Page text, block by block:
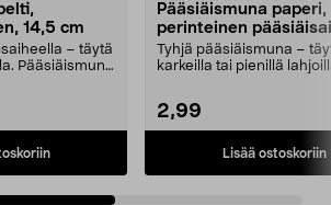
14,5 cm
– täytä
Pääsiäismuna
Pääsiäismuna paperi,
perinteinen
cm
Tyhjä pääsiäismuna –
karkeilla tai pienillä
2,99
Lisää ostoskoriin